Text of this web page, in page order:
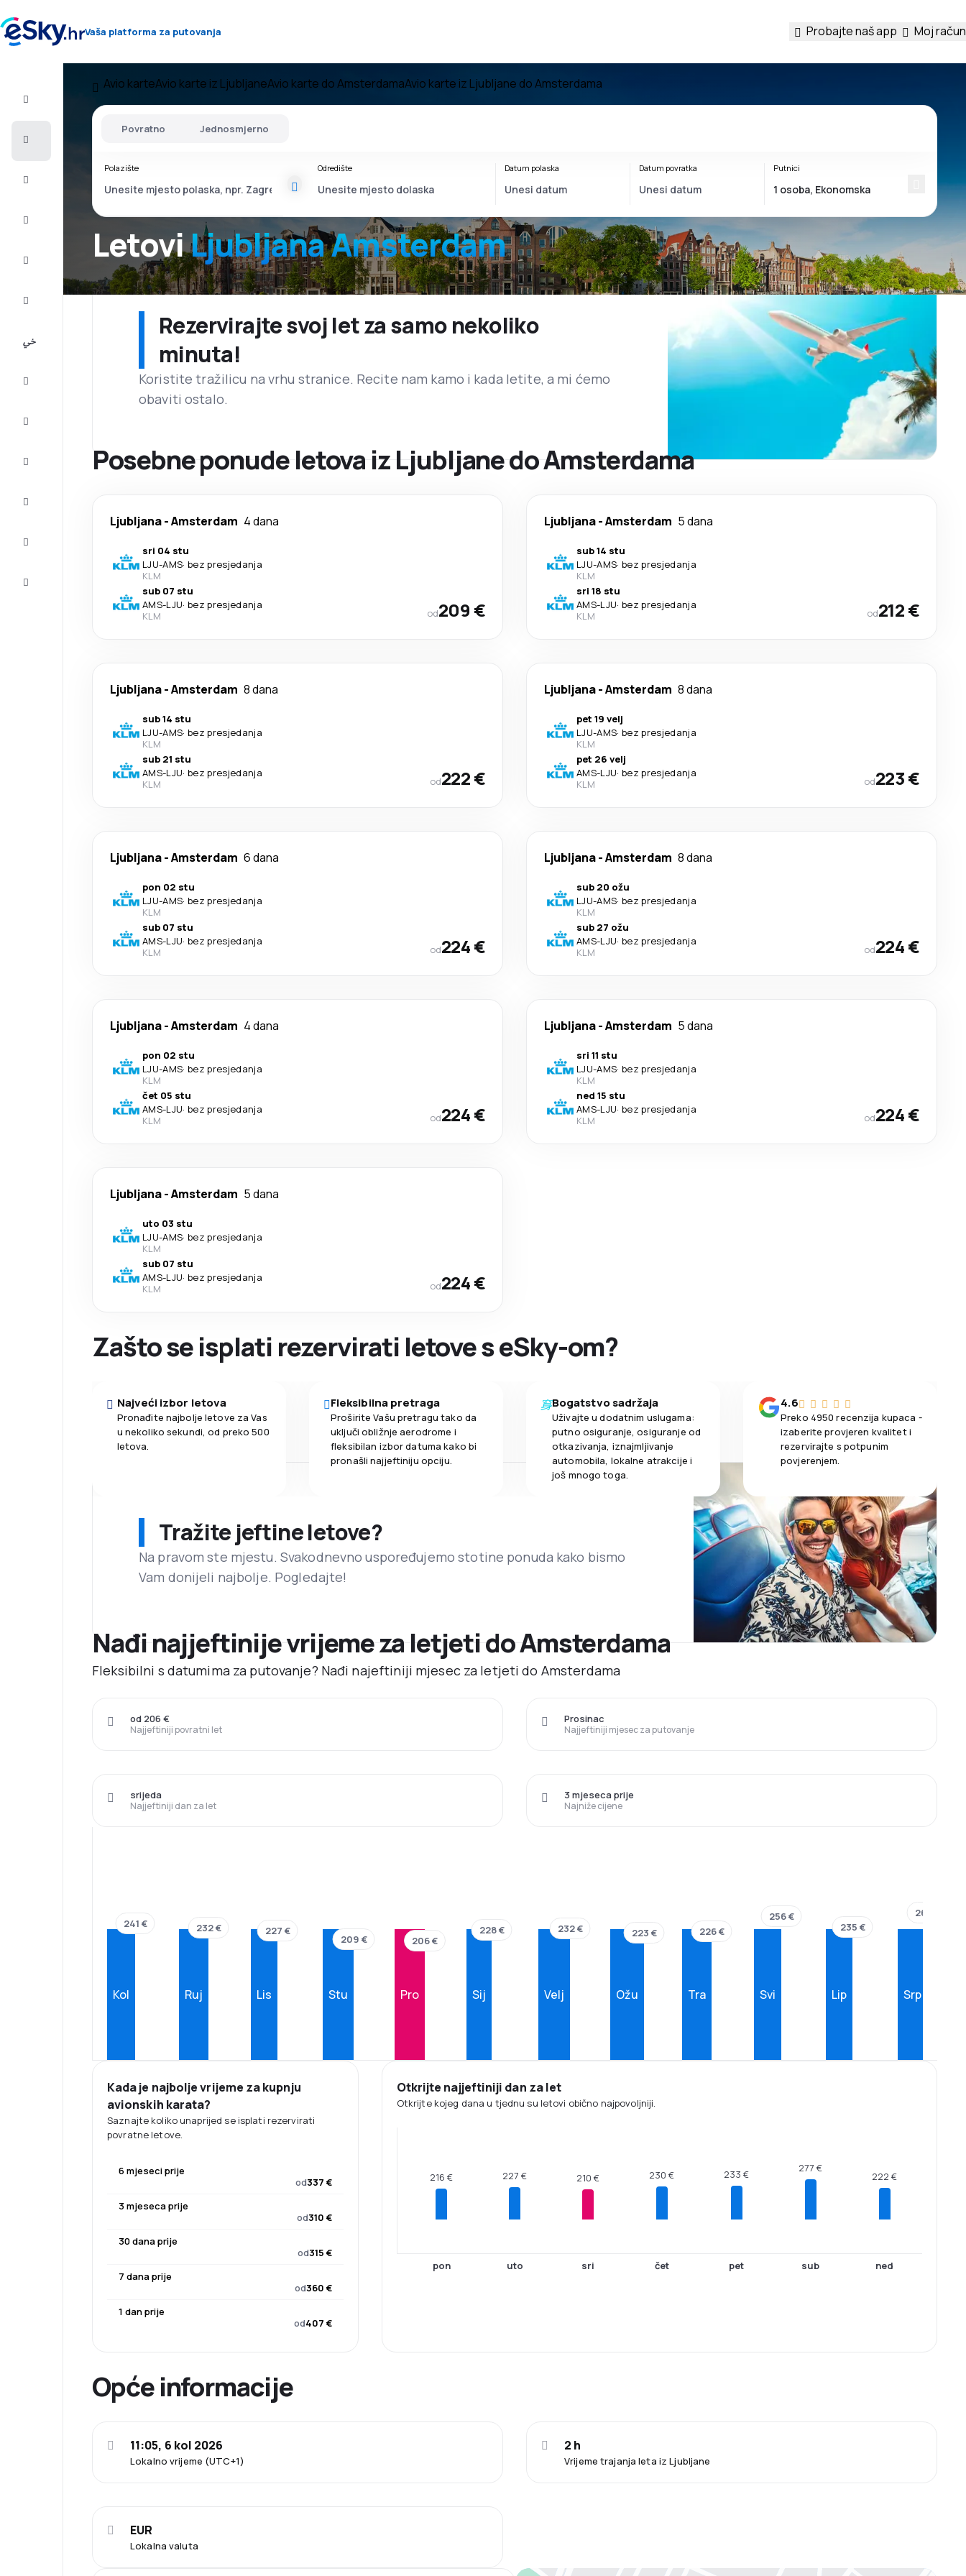
Vaša platforma za putovanja Probajte naš app Moj račun
Avio karteAvio karte iz LjubljaneAvio karte do AmsterdamaAvio karte iz Ljubljane do Amsterdama
LetoviLjubljana Amsterdam
Povratno Jednosmjerno
Polazište Odredište Datum polaska Datum povratka Putnici
Rezervirajte svoj let za samo nekoliko
minuta!
Koristite tražilicu na vrhu stranice. Recite nam kamo i kada letite, a mi ćemo
obaviti ostalo.
Posebne ponude letova iz Ljubljane do Amsterdama
Ljubljana-Amsterdam 4 dana
sri 04 stu
LJU-AMS· bez presjedanja
KLM
sub 07 stu
AMS-LJU· bez presjedanja
KLM
od209 €
Ljubljana-Amsterdam 5 dana
sub 14 stu
LJU-AMS· bez presjedanja
KLM
sri 18 stu
AMS-LJU· bez presjedanja
KLM
od212 €
Ljubljana-Amsterdam 8 dana
sub 14 stu
LJU-AMS· bez presjedanja
KLM
sub 21 stu
AMS-LJU· bez presjedanja
KLM
od222 €
Ljubljana-Amsterdam 8 dana
pet 19 velj
LJU-AMS· bez presjedanja
KLM
pet 26 velj
AMS-LJU· bez presjedanja
KLM
od223 €
Ljubljana-Amsterdam 6 dana
pon 02 stu
LJU-AMS· bez presjedanja
KLM
sub 07 stu
AMS-LJU· bez presjedanja
KLM
od224 €
Ljubljana-Amsterdam 8 dana
sub 20 ožu
LJU-AMS· bez presjedanja
KLM
sub 27 ožu
AMS-LJU· bez presjedanja
KLM
od224 €
Ljubljana-Amsterdam 4 dana
pon 02 stu
LJU-AMS· bez presjedanja
KLM
čet 05 stu
AMS-LJU· bez presjedanja
KLM
od224 €
Ljubljana-Amsterdam 5 dana
sri 11 stu
LJU-AMS· bez presjedanja
KLM
ned 15 stu
AMS-LJU· bez presjedanja
KLM
od224 €
Ljubljana-Amsterdam 5 dana
uto 03 stu
LJU-AMS· bez presjedanja
KLM
sub 07 stu
AMS-LJU· bez presjedanja
KLM
od224 €
Zašto se isplati rezervirati letove s eSky-om?
Najveći izbor letova
Pronađite najbolje letove za Vas
u nekoliko sekundi, od preko 500
letova.
Fleksibilna pretraga
Proširite Vašu pretragu tako da
uključi obližnje aerodrome i
fleksibilan izbor datuma kako bi
pronašli najjeftiniju opciju.
Bogatstvo sadržaja
Uživajte u dodatnim uslugama:
putno osiguranje, osiguranje od
otkazivanja, iznajmljivanje
automobila, lokalne atrakcije i
još mnogo toga.
4.6
Preko 4950 recenzija kupaca -
izaberite provjeren kvalitet i
rezervirajte s potpunim
povjerenjem.
Tražite jeftine letove?
Na pravom ste mjestu. Svakodnevno uspoređujemo stotine ponuda kako bismo
Vam donijeli najbolje. Pogledajte!
Nađi najjeftinije vrijeme za letjeti do Amsterdama
Fleksibilni s datumima za putovanje? Nađi najeftiniji mjesec za letjeti do Amsterdama
Najjeftiniji povratni let
od 206 €
Najjeftiniji mjesec za putovanje
Prosinac
Najjeftiniji dan za let
srijeda
Najniže cijene
3 mjeseca prije
Kol
241 €
Ruj
232 €
Lis
227 €
Stu
209 €
Pro
206 €
Sij
228 €
Velj
232 €
Ožu
223 €
Tra
226 €
Svi
256 €
Lip
235 €
Srp
262 €
Kada je najbolje vrijeme za kupnju
avionskih karata?
Saznajte koliko unaprijed se isplati rezervirati
povratne letove.
6 mjeseci prije
od337 €
3 mjeseca prije
od310 €
30 dana prije
od315 €
7 dana prije
od360 €
1 dan prije
od407 €
Otkrijte najjeftiniji dan za let
Otkrijte kojeg dana u tjednu su letovi obično najpovoljniji.
216 €
pon
227 €
uto
210 €
sri
230 €
čet
233 €
pet
277 €
sub
222 €
ned
Opće informacije
Lokalno vrijeme (UTC+1)
11:05, 6 kol 2026
Vrijeme trajanja leta iz Ljubljane
2 h
Lokalna valuta
EUR